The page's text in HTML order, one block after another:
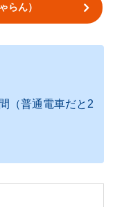
らん）
（普通電車だと2